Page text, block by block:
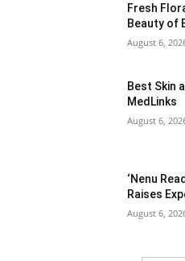
Fresh
Beauty of
August 6,
Best Skin
MedLinks
August 6,
‘Nenu
Raises
August 6,